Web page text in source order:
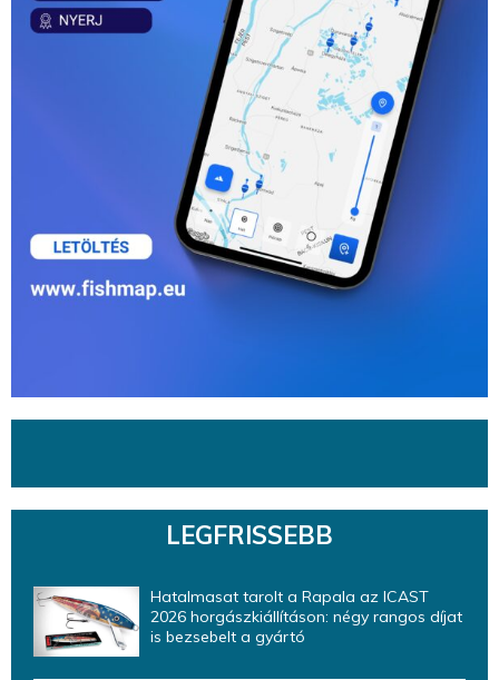
LEGFRISSEBB
Hatalmasat tarolt a Rapala az ICAST
2026 horgászkiállításon: négy rangos díjat
is bezsebelt a gyártó